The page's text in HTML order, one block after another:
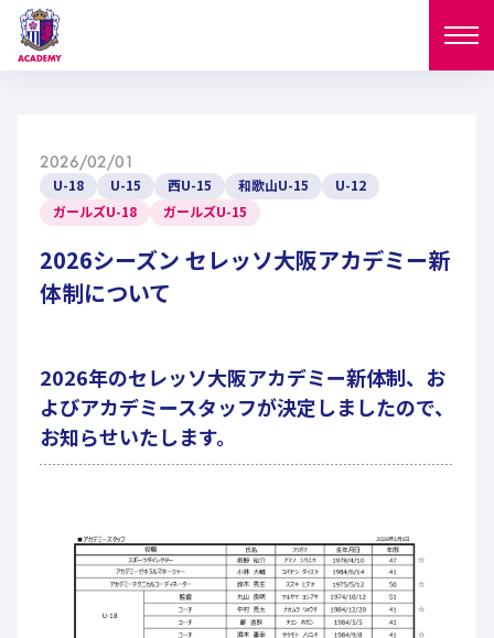
NEWS
ニュース
U-18
U-12 ガールズU-18
試合日程
MATCH
試合日程
西U-15 和歌山U-15
U-18
ガールズU-18
ガールズU-15
スタッフ
セレクション
SELECTION
アカデミー
セレクション
フィロソフィー
セレッソ大阪 レディース
2026/02/01
U-18 U-15 西U-15 和歌山U-15
U-12
ガールズU-18
ガールズU-15
2026シーズン セレッソ大阪アカデミー新
体制について
2026年のセレッソ大阪アカデミー新体制、お
よびアカデミースタッフが決定しましたので、
お知らせいたします。